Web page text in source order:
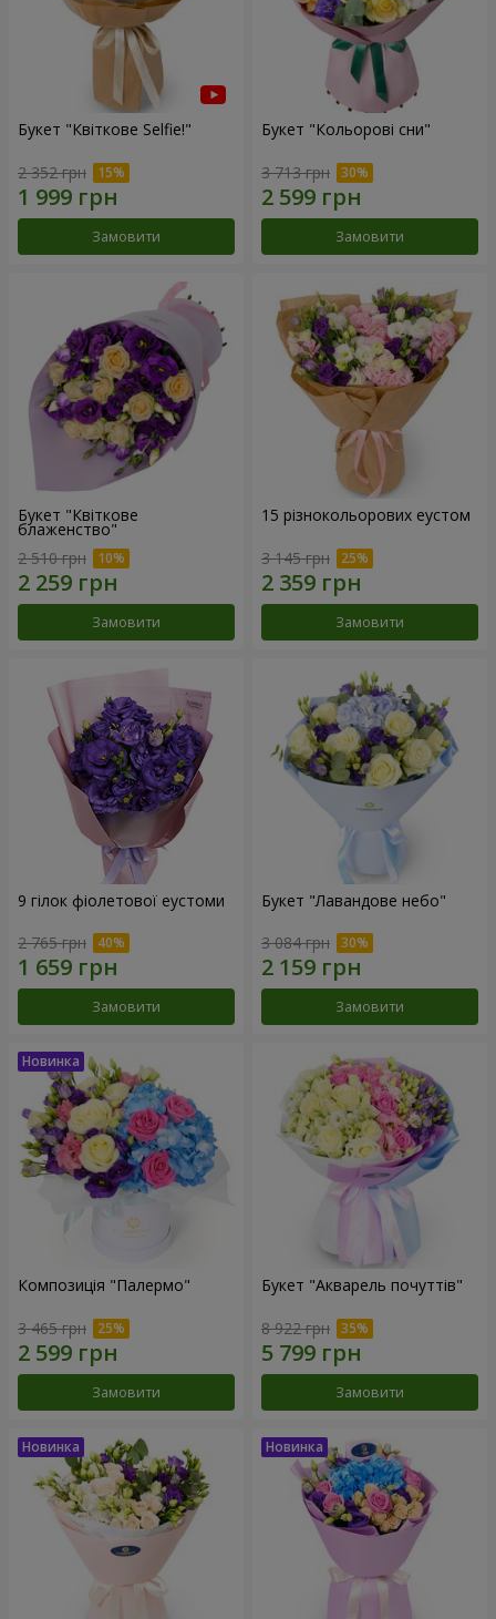
Букет "Квіткове Selfie!"
2 352 грн
Замовити
Букет "Кольорові сни"
3 713 грн
Замовити
Букет "Квіткове
блаженство"
2 510 грн
Замовити
15 різнокольорових еустом
3 145 грн
Замовити
9 гілок фіолетової еустоми
2 765 грн
Замовити
Букет "Лавандове небо"
3 084 грн
Замовити
Композиція "Палермо"
3 465 грн
Замовити
Букет "Акварель почуттів"
8 922 грн
Замовити